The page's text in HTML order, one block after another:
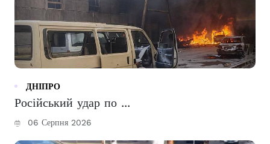
ДНІПРО
Російський удар по ...
06 Серпня 2026